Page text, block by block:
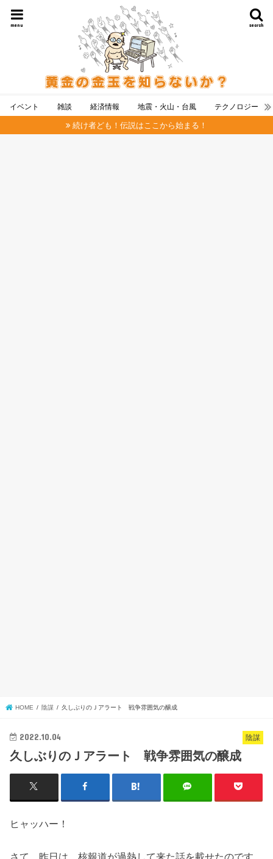
search
menu
イベント 雑談 経済情報 地震・火山・台風 テクノロジー
続け者ども！伝説はここから始まる！
HOME 陰謀 久しぶりのＪアラート 戦争雰囲気の醸成
陰謀
2022.10.04
久しぶりのＪアラート 戦争雰囲気の醸成
ヒャッハー！
さて、昨日は、核報道が過熱して来た話を載せたのです